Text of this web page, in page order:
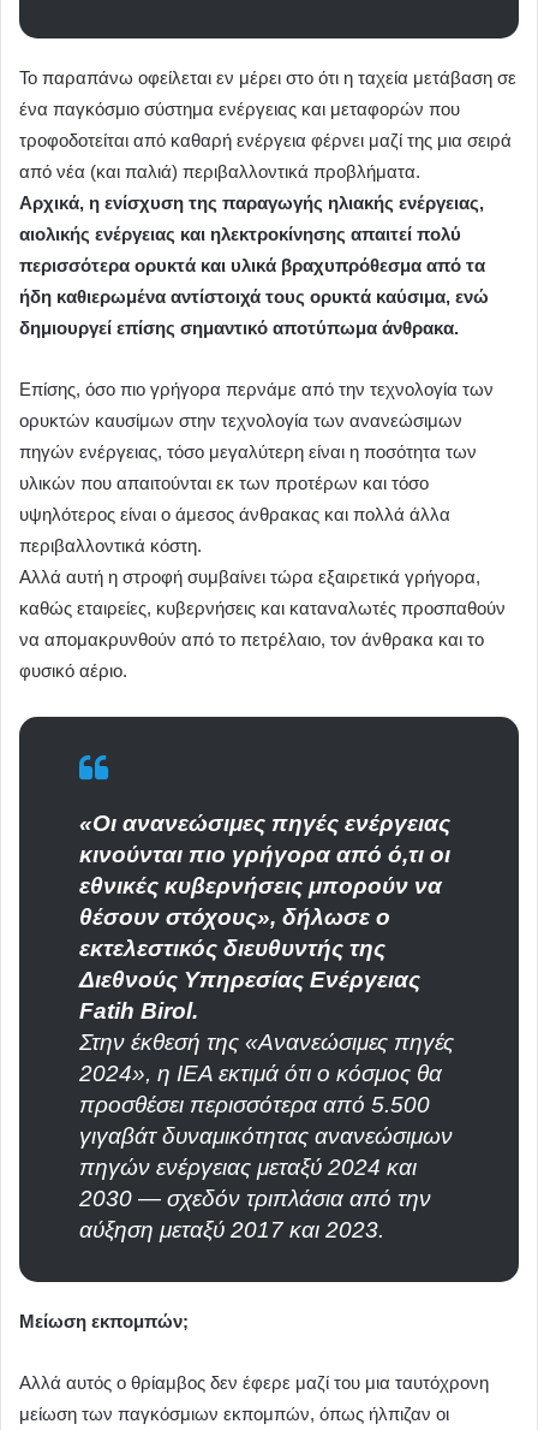
Το παραπάνω οφείλεται εν μέρει στο ότι η ταχεία μετάβαση σε
ένα παγκόσμιο σύστημα ενέργειας και μεταφορών που
τροφοδοτείται από καθαρή ενέργεια φέρνει μαζί της μια σειρά
από νέα (και παλιά) περιβαλλοντικά προβλήματα.
Αρχικά, η ενίσχυση της παραγωγής ηλιακής ενέργειας,
αιολικής ενέργειας και ηλεκτροκίνησης απαιτεί πολύ
περισσότερα ορυκτά και υλικά βραχυπρόθεσμα από τα
ήδη καθιερωμένα αντίστοιχά τους ορυκτά καύσιμα, ενώ
δημιουργεί επίσης σημαντικό αποτύπωμα άνθρακα.
Επίσης, όσο πιο γρήγορα περνάμε από την τεχνολογία των
ορυκτών καυσίμων στην τεχνολογία των ανανεώσιμων
πηγών ενέργειας, τόσο μεγαλύτερη είναι η ποσότητα των
υλικών που απαιτούνται εκ των προτέρων και τόσο
υψηλότερος είναι ο άμεσος άνθρακας και πολλά άλλα
περιβαλλοντικά κόστη.
Αλλά αυτή η στροφή συμβαίνει τώρα εξαιρετικά γρήγορα,
καθώς εταιρείες, κυβερνήσεις και καταναλωτές προσπαθούν
να απομακρυνθούν από το πετρέλαιο, τον άνθρακα και το
φυσικό αέριο.
«Οι ανανεώσιμες πηγές ενέργειας
κινούνται πιο γρήγορα από ό,τι οι
εθνικές κυβερνήσεις μπορούν να
θέσουν στόχους», δήλωσε ο
εκτελεστικός διευθυντής της
Διεθνούς Υπηρεσίας Ενέργειας
Fatih Birol.
Στην έκθεσή της «Ανανεώσιμες πηγές
2024», η IEA εκτιμά ότι ο κόσμος θα
προσθέσει περισσότερα από 5.500
γιγαβάτ δυναμικότητας ανανεώσιμων
πηγών ενέργειας μεταξύ 2024 και
2030 — σχεδόν τριπλάσια από την
αύξηση μεταξύ 2017 και 2023.
Μείωση εκπομπών;
Αλλά αυτός ο θρίαμβος δεν έφερε μαζί του μια ταυτόχρονη
μείωση των παγκόσμιων εκπομπών, όπως ήλπιζαν οι